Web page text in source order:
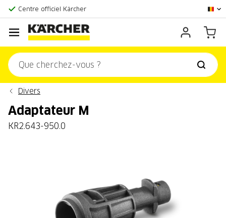
Centre officiel Kärcher
Score client:9,3/10
Divers
Adaptateur M
KR2.643-950.0